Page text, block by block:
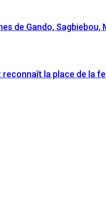
de Gando,
la place de la